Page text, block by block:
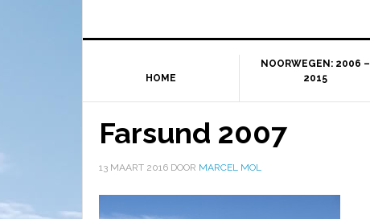
HOME
NOORWEGEN: 2006 –
2015
Farsund 2007
13 MAART 2016 DOOR MARCEL MOL